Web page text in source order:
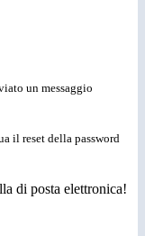
un messaggio
il reset della password
di posta elettronica!